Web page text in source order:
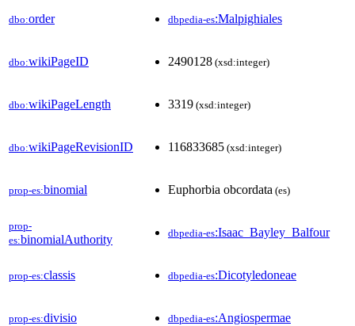
dbo:order dbpedia-es:Malpighiales
dbo:wikiPageID 2490128 (xsd:integer)
dbo:wikiPageLength 3319 (xsd:integer)
dbo:wikiPageRevisionID 116833685 (xsd:integer)
prop-es:binomial Euphorbia obcordata (es)
prop-
es:binomialAuthority dbpedia-es:Isaac_Bayley_Balfour
prop-es:classis dbpedia-es:Dicotyledoneae
prop-es:divisio dbpedia-es:Angiospermae